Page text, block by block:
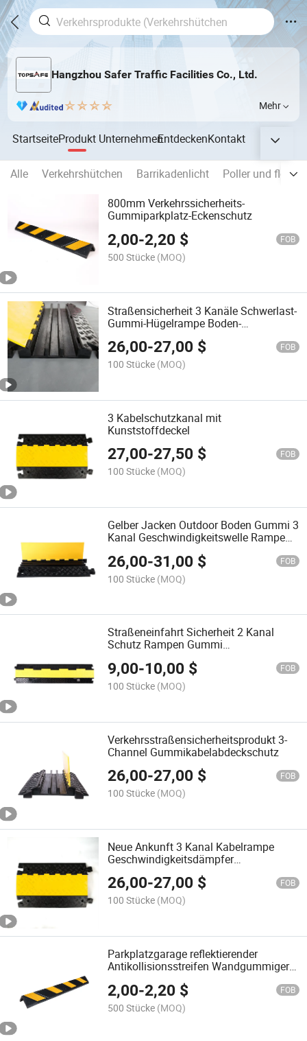
Hangzhou Safer Traffic Facilities Co., Ltd.
Mehr
StartseiteProdukt UnternehmenEntdeckenKontakt
Alle Verkehrshütchen Barrikadenlicht
Poller und
800mm Verkehrssicherheits-
Gummiparkplatz-Eckenschutz
2,00-2,20 $ FOB
500 Stücke (MOQ)
Straßensicherheit 3 Kanäle Schwerlast-
Gummi-Hügelrampe Boden-
26,00-27,00 $ FOB
100 Stücke (MOQ)
3 Kabelschutzkanal mit
Kunststoffdeckel
27,00-27,50 $ FOB
100 Stücke (MOQ)
Gelber Jacken Outdoor Boden Gummi 3
Kanal Geschwindigkeitswelle Rampe
26,00-31,00 $ FOB
100 Stücke (MOQ)
Straßeneinfahrt Sicherheit 2 Kanal
Schutz Rampen Gummi
Geschwindigkeitsdämpfer Kabelschutz
9,00-10,00 $ FOB
100 Stücke (MOQ)
Verkehrsstraßensicherheitsprodukt 3-
Channel Gummikabelabdeckschutz
26,00-27,00 $ FOB
100 Stücke (MOQ)
Neue Ankunft 3 Kanal Kabelrampe
Geschwindigkeitsdämpfer
Gummibedeckung Schutz
26,00-27,00 $ FOB
100 Stücke (MOQ)
Parkplatzgarage reflektierender
Antikollisionsstreifen Wandgummigerät
2,00-2,20 $ FOB
500 Stücke (MOQ)